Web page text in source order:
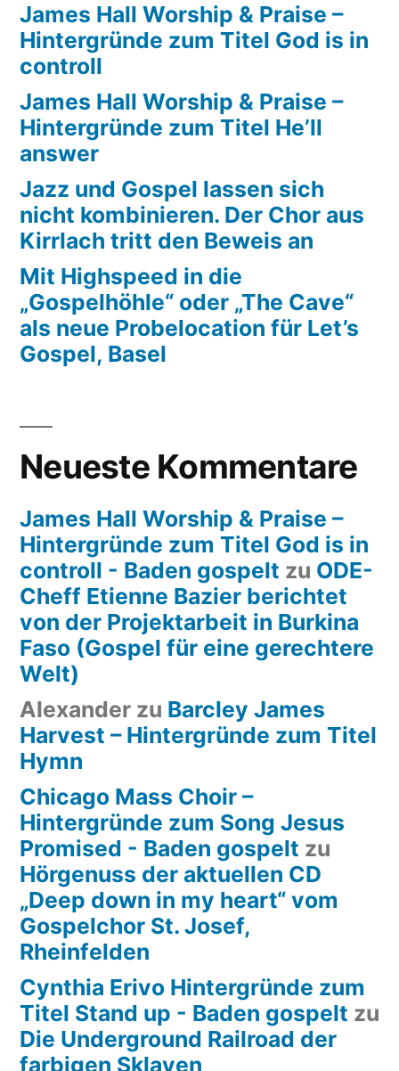
James Hall Worship & Praise –
Hintergründe zum Titel God is in
controll
James Hall Worship & Praise –
Hintergründe zum Titel He’ll
answer
Jazz und Gospel lassen sich
nicht kombinieren. Der Chor aus
Kirrlach tritt den Beweis an
Mit Highspeed in die
„Gospelhöhle“ oder „The Cave“
als neue Probelocation für Let’s
Gospel, Basel
Neueste Kommentare
James Hall Worship & Praise –
Hintergründe zum Titel God is in
controll - Baden gospelt zu ODE-
Cheff Etienne Bazier berichtet
von der Projektarbeit in Burkina
Faso (Gospel für eine gerechtere
Welt)
Alexander zu Barcley James
Harvest – Hintergründe zum Titel
Hymn
Chicago Mass Choir –
Hintergründe zum Song Jesus
Promised - Baden gospelt zu
Hörgenuss der aktuellen CD
„Deep down in my heart“ vom
Gospelchor St. Josef,
Rheinfelden
Cynthia Erivo Hintergründe zum
Titel Stand up - Baden gospelt zu
Die Underground Railroad der
farbigen Sklaven